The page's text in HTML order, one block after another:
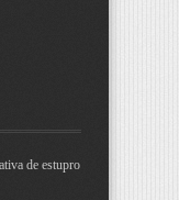
de estupro